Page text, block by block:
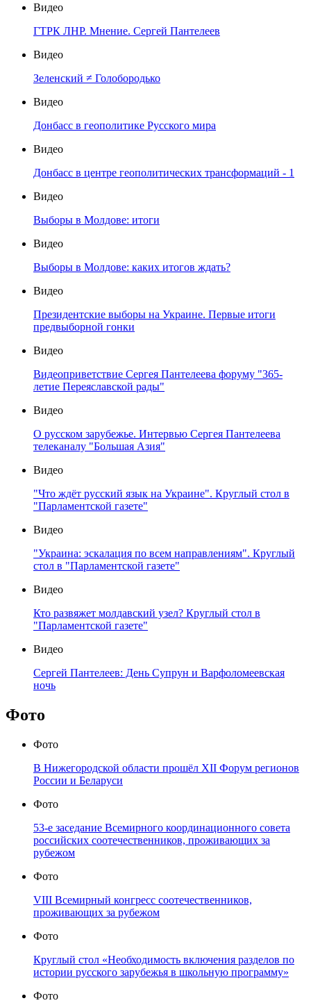
Видео
ГТРК ЛНР. Мнение. Сергей Пантелеев
Видео
Зеленский ≠ Голобородько
Видео
Донбасс в геополитике Русского мира
Видео
Донбасс в центре геополитических трансформаций - 1
Видео
Выборы в Молдове: итоги
Видео
Выборы в Молдове: каких итогов ждать?
Видео
Президентские выборы на Украине. Первые итоги
предвыборной гонки
Видео
Видеоприветствие Сергея Пантелеева форуму "365-
летие Переяславской рады"
Видео
О русском зарубежье. Интервью Сергея Пантелеева
телеканалу "Большая Азия"
Видео
"Что ждёт русский язык на Украине". Круглый стол в
"Парламентской газете"
Видео
"Украина: эскалация по всем направлениям". Круглый
стол в "Парламентской газете"
Видео
Кто развяжет молдавский узел? Круглый стол в
"Парламентской газете"
Видео
Сергей Пантелеев: День Супрун и Варфоломеевская
ночь
Фото
Фото
В Нижегородской области прошёл XII Форум регионов
России и Беларуси
Фото
53-е заседание Всемирного координационного совета
российских соотечественников, проживающих за
рубежом
Фото
VIII Всемирный конгресс соотечественников,
проживающих за рубежом
Фото
Круглый стол «Необходимость включения разделов по
истории русского зарубежья в школьную программу»
Фото